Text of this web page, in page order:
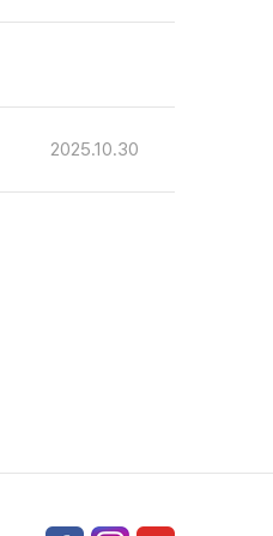
2025.10.30